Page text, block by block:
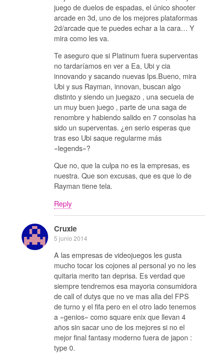
juego de duelos de espadas, el único shooter
arcade en 3d, uno de los mejores plataformas
2d/arcade que te puedes echar a la cara… Y
mira como les va.
Te aseguro que si Platinum fuera superventas
no tardaríamos en ver a Ea, Ubi y cia
innovando y sacando nuevas Ips.Bueno, mira
Ubi y sus Rayman, innovan, buscan algo
distinto y siendo un juegazo , una secuela de
un muy buen juego , parte de una saga de
renombre y habiendo salido en 7 consolas ha
sido un superventas. ¿en serio esperas que
tras eso Ubi saque regularme más
«legends»?
Que no, que la culpa no es la empresas, es
nuestra. Que son excusas, que es que lo de
Rayman tiene tela.
Reply
Cruxie
5 junio 2014
A las empresas de videojuegos les gusta
mucho tocar los cojones al personal yo no les
quitaria merito tan deprisa. Es verdad que
siempre tendremos esa mayoria consumidora
de call of dutys que no ve mas alla del FPS
de turno y el fifa pero en el otro lado tenemos
a «genios» como square enix que llevan 4
años sin sacar uno de los mejores si no el
mejor final fantasy moderno fuera de japon :
type 0.